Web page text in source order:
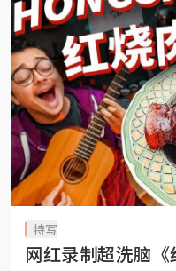
特写
网红录制超洗脑